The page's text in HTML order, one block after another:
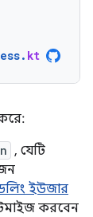
. kt
, যেটি
ইউজার
করবেন